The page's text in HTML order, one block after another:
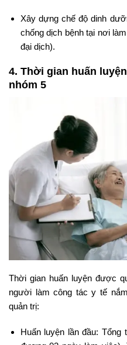
Xây dựng chế độ dinh
chống dịch bệnh tại nơi
đại dịch).
4. Thời gian huấn
nhóm 5
Thời gian huấn luyện được
người làm công tác y tế
quản trị:
Huấn luyện lần đầu: